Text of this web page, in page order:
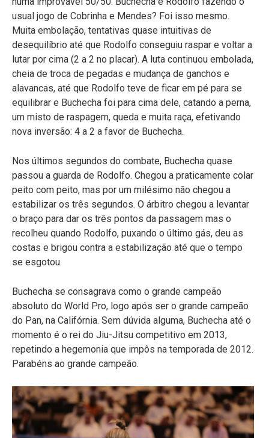
usual jogo de Cobrinha e Mendes? Foi isso mesmo.
Muita embolação, tentativas quase intuitivas de
desequilíbrio até que Rodolfo conseguiu raspar e voltar a
lutar por cima (2 a 2 no placar). A luta continuou embolada,
cheia de troca de pegadas e mudança de ganchos e
alavancas, até que Rodolfo teve de ficar em pé para se
equilibrar e Buchecha foi para cima dele, catando a perna,
um misto de raspagem, queda e muita raça, efetivando
nova inversão: 4 a 2 a favor de Buchecha.
Nos últimos segundos do combate, Buchecha quase
passou a guarda de Rodolfo. Chegou a praticamente colar
peito com peito, mas por um milésimo não chegou a
estabilizar os três segundos. O árbitro chegou a levantar
o braço para dar os três pontos da passagem mas o
recolheu quando Rodolfo, puxando o último gás, deu as
costas e brigou contra a estabilização até que o tempo
se esgotou.
Buchecha se consagrava como o grande campeão
absoluto do World Pro, logo após ser o grande campeão
do Pan, na Califórnia. Sem dúvida alguma, Buchecha até o
momento é o rei do Jiu-Jitsu competitivo em 2013,
repetindo a hegemonia que impôs na temporada de 2012.
Parabéns ao grande campeão.